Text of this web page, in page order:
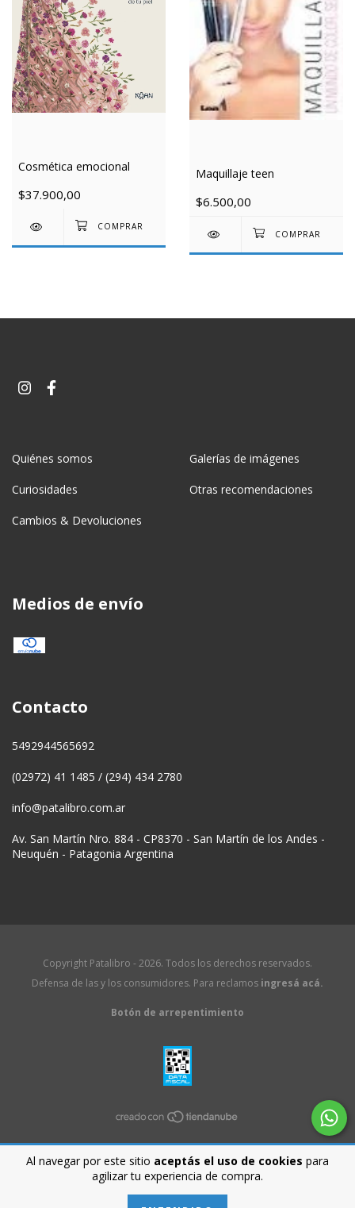
Al navegar por este sitio aceptás el uso de cookies para
agilizar tu experiencia de compra.
Cosmética emocional
$37.900,00
Maquillaje teen
$6.500,00
Quiénes somos Galerías de imágenes
Curiosidades Otras recomendaciones
Cambios & Devoluciones
Medios de envío
Contacto
5492944565692
(02972) 41 1485 / (294) 434 2780
info@patalibro.com.ar
Av. San Martín Nro. 884 - CP8370 - San Martín de los Andes -
Neuquén - Patagonia Argentina
Copyright Patalibro - 2026. Todos los derechos reservados.
Defensa de las y los consumidores. Para reclamos ingresá acá.
Botón de arrepentimiento